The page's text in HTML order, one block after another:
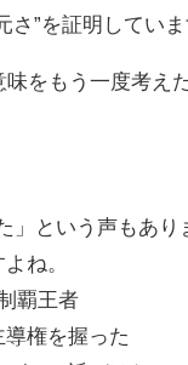
さ”を証明していま
味をもう一度考え
」という声もあり
ね。
覇王者
導権を握った